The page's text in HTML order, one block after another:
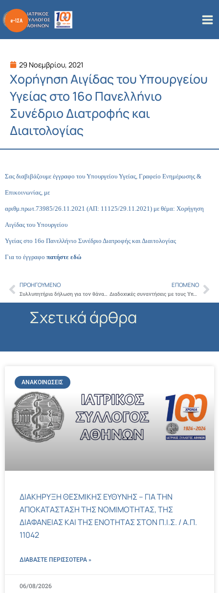
στο
περιεχόμενο
29 Νοεμβρίου, 2021
Χορήγηση Αιγίδας του Υπουργείου
Υγείας στο 16ο Πανελλήνιο
Συνέδριο Διατροφής και
Διαιτολογίας
Σας διαβιβάζουμε έγγραφο του Υπουργείου Υγείας, Γραφείο Ενημέρωσης &
Επικοινωνίας, με
αριθμ.πρωτ.73985/26.11.2021 (AΠ: 11125/29.11.2021) με θέμα: Χορήγηση
Αιγίδας του Υπουργείου
Υγείας στο 16ο Πανελλήνιο Συνέδριο Διατροφής και Διαιτολογίας
Για το έγγραφο πατήστε εδώ
Prev
ΠΡΟΗΓΟΎΜΕΝΟ
Συλλυπητήρια δήλωση για τον θάνατο του Καθηγητή Καρδιολογίας Π. Τούτουζα
ΕΠΌΜΕΝΟ
Διαδοχικές συναντήσεις με τους Υπουργούς Τουρισμού Σ. Περδίο και Υγείας Μ. Χατζηπαντέλα της Κύπρου, πραγματοποίησε ο Πρόεδρος του ΙΣΑ Γ.Πατούλης
Σχετικά άρθρα
ΑΝΑΚΟΙΝΏΣΕΙΣ
ΔΙΑΚΗΡΥΞΗ ΘΕΣΜΙΚΗΣ ΕΥΘΥΝΗΣ – ΓΙΑ ΤΗΝ
ΑΠΟΚΑΤΑΣΤΑΣΗ ΤΗΣ ΝΟΜΙΜΟΤΗΤΑΣ, ΤΗΣ
ΔΙΑΦΑΝΕΙΑΣ ΚΑΙ ΤΗΣ ΕΝΟΤΗΤΑΣ ΣΤΟΝ Π.Ι.Σ. / Α.Π.
11042
ΔΙΑΒΑΣΤΕ ΠΕΡΙΣΣΌΤΕΡΑ »
06/08/2026